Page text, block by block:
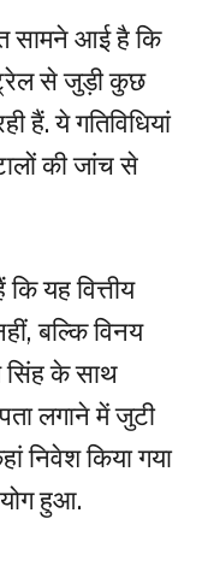
सामने आई है कि
ट्रेल से जुड़ी कुछ
हैं. ये गतिविधियां
की जांच से
यह वित्तीय
बल्कि विनय
सिंह के साथ
लगाने में जुटी
निवेश किया गया
हुआ.